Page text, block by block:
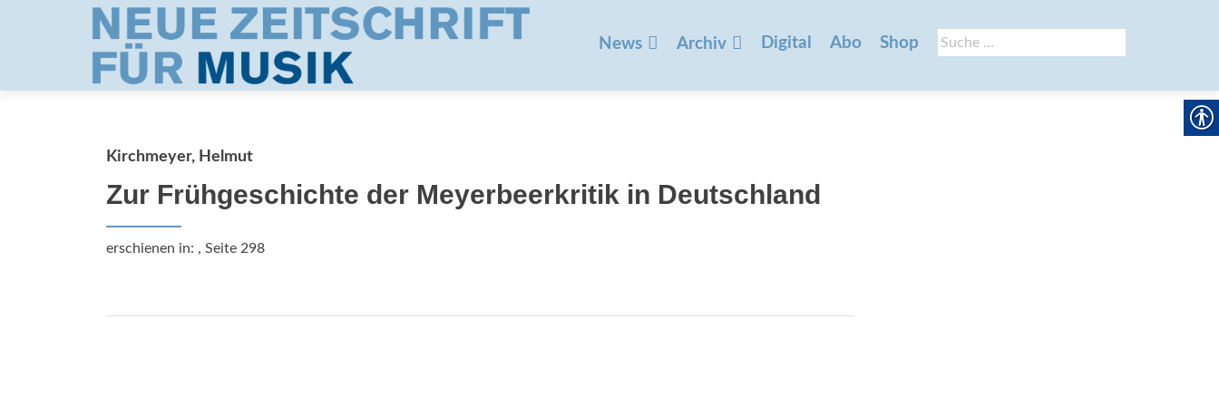
Suche
nach:
springen
News Archiv Digital Abo Shop
Kirchmeyer, Helmut
Zur Frühgeschichte der Meyerbeerkritik in Deutschland
erschienen in: , Seite 298